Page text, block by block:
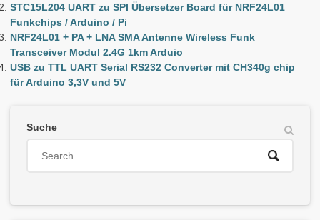
STC15L204 UART zu SPI Übersetzer Board für NRF24L01
Funkchips / Arduino / Pi
NRF24L01 + PA + LNA SMA Antenne Wireless Funk
Transceiver Modul 2.4G 1km Arduio
USB zu TTL UART Serial RS232 Converter mit CH340g chip
für Arduino 3,3V und 5V
Suche